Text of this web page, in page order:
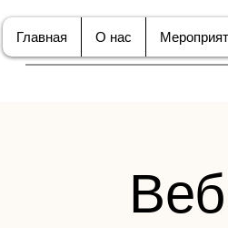
Главная О нас